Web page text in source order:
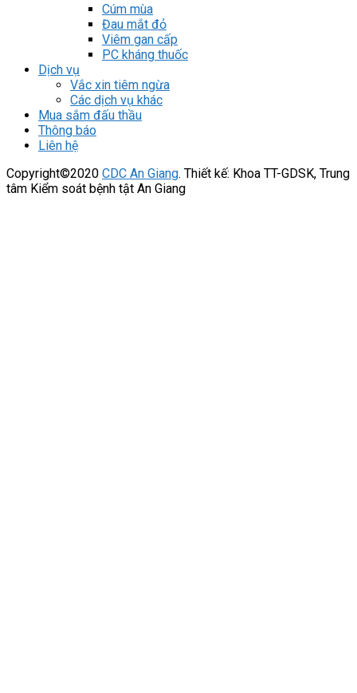
Cúm mùa
Đau mắt đỏ
Viêm gan cấp
PC kháng thuốc
Dịch vụ
Vắc xin tiêm ngừa
Các dịch vụ khác
Mua sắm đấu thầu
Thông báo
Liên hệ
Copyright©2020 CDC An Giang. Thiết kế: Khoa TT-GDSK, Trung
tâm Kiểm soát bệnh tật An Giang